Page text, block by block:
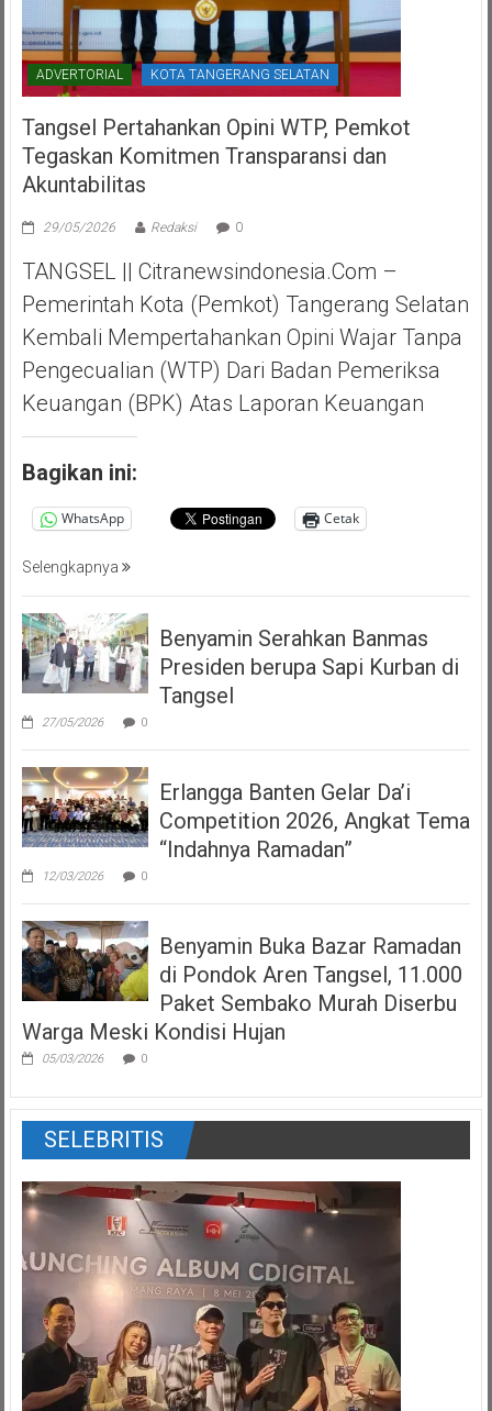
ADVERTORIAL KOTA TANGERANG SELATAN
Tangsel Pertahankan Opini WTP, Pemkot
Tegaskan Komitmen Transparansi dan
Akuntabilitas
29/05/2026 Redaksi 0
TANGSEL || Citranewsindonesia.com –
Pemerintah Kota (Pemkot) Tangerang Selatan
Kembali Mempertahankan Opini Wajar Tanpa
Pengecualian (WTP) Dari Badan Pemeriksa
Keuangan (BPK) Atas Laporan Keuangan
Bagikan ini:
WhatsApp Cetak
Selengkapnya
Benyamin Serahkan Banmas
Presiden berupa Sapi Kurban di
Tangsel
27/05/2026 0
Erlangga Banten Gelar Da’i
Competition 2026, Angkat Tema
“Indahnya Ramadan”
12/03/2026 0
Benyamin Buka Bazar Ramadan
di Pondok Aren Tangsel, 11.000
Paket Sembako Murah Diserbu
Warga Meski Kondisi Hujan
05/03/2026 0
SELEBRITIS